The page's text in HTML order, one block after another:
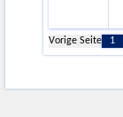
Vorige Seite
1